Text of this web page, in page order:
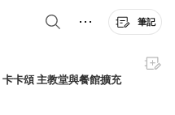
筆記
卡卡頌 主教堂與餐館擴充